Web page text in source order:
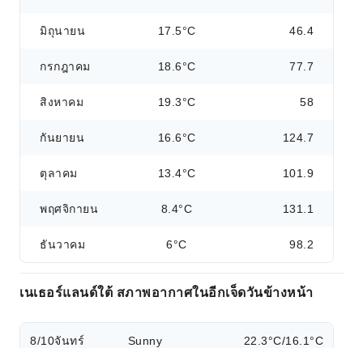
มิถุนายน 17.5°C 46.4
กรกฎาคม 18.6°C 77.7
สิงหาคม 19.3°C 58
กันยายน 16.6°C 124.7
ตุลาคม 13.4°C 101.9
พฤศจิกายน 8.4°C 131.1
ธันวาคม 6°C 98.2
เนเธอร์แลนด์ใต้ สภาพอากาศในอีกเจ็ดวันข้างหน้า
8/10จันทร์ Sunny 22.3°C/16.1°C